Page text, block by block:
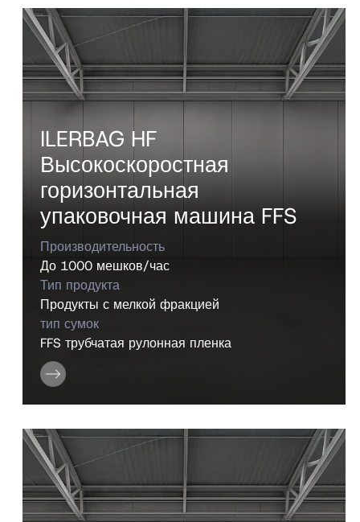
ILERBAG HF
Высокоскоростная
горизонтальная
упаковочная машина FFS
Производительность
До 1000 мешков/час
Тип продукта
Продукты с мелкой фракцией
тип сумок
FFS трубчатая рулонная пленка